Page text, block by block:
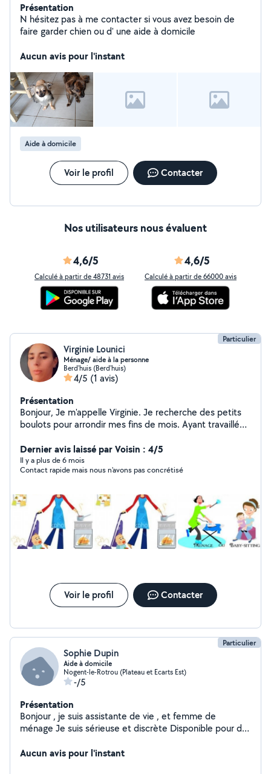
Présentation
N hésitez pas à me contacter si vous avez besoin de
faire garder chien ou d' une aide à domicile
Aucun avis pour l'instant
Aide à domicile
Voir le profil Contacter
Nos utilisateurs nous évaluent
4,6/5
Calculé à partir de 48731 avis
4,6/5
Calculé à partir de 66000 avis
Particulier
Virginie Lounici
Ménage/ aide à la personne
Berd'huis (Berd'huis)
4/5 (1 avis)
Présentation
Bonjour, Je m'appelle Virginie. Je recherche des petits
boulots pour arrondir mes fins de mois. Ayant travaillé
temps qu'agent d'entretien. Je suis une personne
motivée, dynamique et consciencieuse. Je serai mener
à bien les missions que vous me confierez. Bonne
Dernier avis laissé par Voisin : 4/5
Il y a plus de 6 mois
Contact rapide mais nous n'avons pas concrétisé
Voir le profil Contacter
Particulier
Sophie Dupin
Aide à domicile
Nogent-le-Rotrou (Plateau et Ecarts Est)
-/5
Présentation
Bonjour , je suis assistante de vie , et femme de
ménage Je suis sérieuse et discrète Disponible pour du
hésitez pas si vous avez besoin pour quelques heures
Aucun avis pour l'instant